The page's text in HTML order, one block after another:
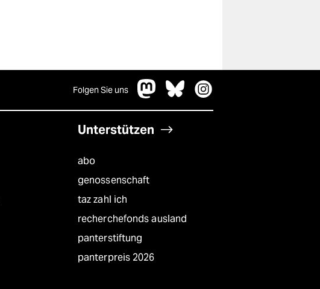
Folgen Sie uns
Unterstützen
abo
genossenschaft
taz zahl ich
recherchefonds ausland
panterstiftung
panterpreis 2026